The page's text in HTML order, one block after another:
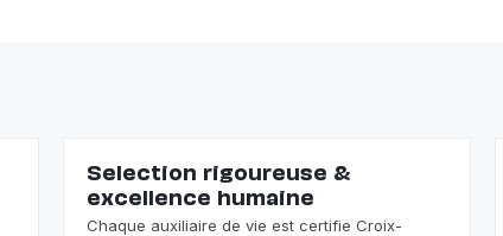
Selection rigoureuse &
excellence humaine
Chaque auxiliaire de vie est certifie Croix-